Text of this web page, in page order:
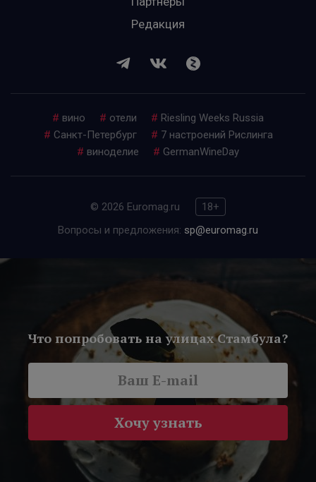
Редакция
# вино # отели # Riesling Weeks Russia
# Санкт-Петербург # 7 настроений Рислинга
# виноделие # GermanWineDay
© 2026 Euromag.ru
18+
Вопросы и предложения: sp@euromag.ru
Что попробовать на улицах Стамбула?
Хочу узнать